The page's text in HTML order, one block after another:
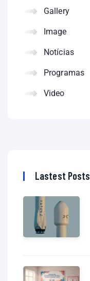
Gallery
Image
Notícias
Programas
Video
Lastest Posts